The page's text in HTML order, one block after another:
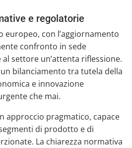
e regolatorie
europeo, con l’aggiornamento
confronto in sede
settore un’attenta riflessione.
bilanciamento tra tutela della
e innovazione
che mai.
approccio pragmatico, capace
di prodotto e di
La chiarezza normativa